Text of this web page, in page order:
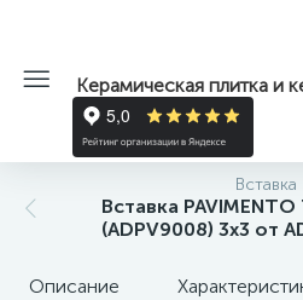
Керамическая плитка и
Вставка
Вставка PAVIMENTO
(ADPV9008) 3x3 от
Описание